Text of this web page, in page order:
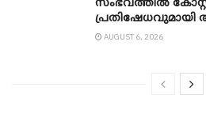
സംഭവത്തിൽ
പ്രതിഷേധവുമായി
AUGUST 6, 2026